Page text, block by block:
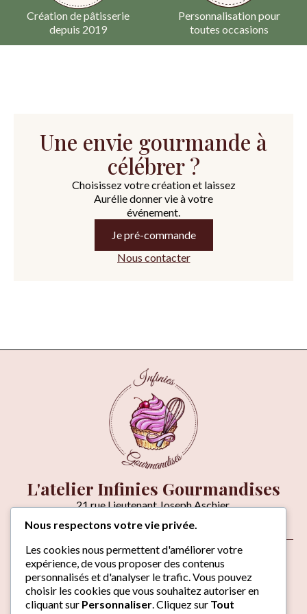
Création de pâtisserie
depuis 2019
Personnalisation pour
toutes occasions
Une envie gourmande à
célébrer ?
Choisissez votre création et laissez
Aurélie donner vie à votre
événement.
Je pré-commande
Nous contacter
L'atelier Infinies Gourmandises
21 rue Lieutenant Joseph Aschier,
06270 VILLENEUVE-LOUBET
Venir à l'atelier
À propos
Contact
Nous respectons votre vie privée.
Les cookies nous permettent d'améliorer votre
expérience, de vous proposer des contenus
personnalisés et d'analyser le trafic. Vous pouvez
choisir les cookies que vous souhaitez autoriser en
cliquant sur Personnaliser . Cliquez sur Tout